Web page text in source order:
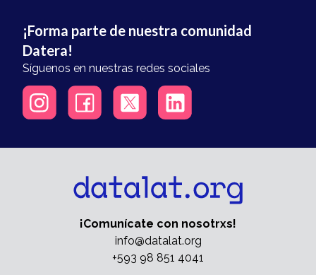
¡Forma parte de nuestra comunidad
Datera!
Síguenos en nuestras redes sociales
¡Comunícate con nosotrxs!
info@datalat.org
+593 98 851 4041